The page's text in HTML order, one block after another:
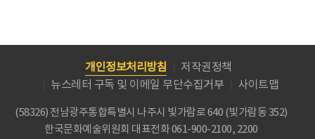
개인정보처리방침
저작권정책
뉴스레터 구독 및 이메일 무단수집거부
사이트맵
(58326) 전남광주통합특별시 나주시 빛가람로 640 (빛가람동 352)
한국문화예술위원회 대표전화 061-900-2100, 2200